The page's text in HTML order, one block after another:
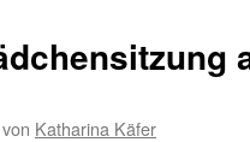
ein
von Katharina Käfer